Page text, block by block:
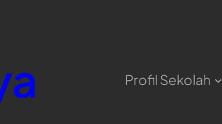
Profil Sekolah